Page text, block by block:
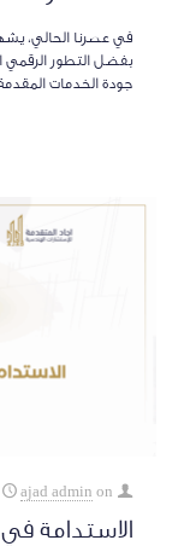
في عصرنا الحالي،
بفضل التطور
جودة الخدمات
ajad admin on
الاستدامة